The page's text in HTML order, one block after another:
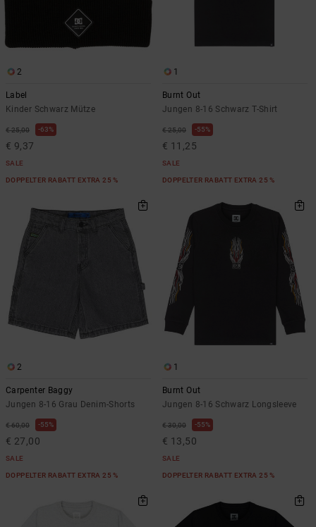
2
Label
Kinder Schwarz Mütze
€ 25,00 63%
€ 9,37
SALE
DOPPELTER RABATT EXTRA 25 %
1
Burnt Out
Jungen 8-16 Schwarz T-Shirt
€ 25,00 55%
€ 11,25
SALE
DOPPELTER RABATT EXTRA 25 %
2
Carpenter Baggy
Jungen 8-16 Grau Denim-Shorts
€ 60,00 55%
€ 27,00
SALE
DOPPELTER RABATT EXTRA 25 %
1
Burnt Out
Jungen 8-16 Schwarz Longsleeve
€ 30,00 55%
€ 13,50
SALE
DOPPELTER RABATT EXTRA 25 %